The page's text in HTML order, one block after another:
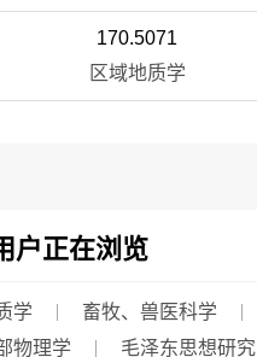
170.5071
区域地质学
户正在浏览
学 畜牧、兽医科学
物理学
毛泽东思想研究